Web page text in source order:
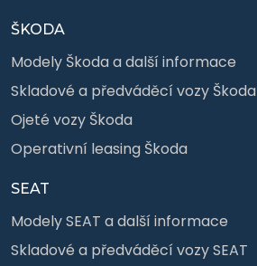
ŠKODA
Modely Škoda a další informace
Skladové a předváděcí vozy Škoda
Ojeté vozy Škoda
Operativní leasing Škoda
SEAT
Modely SEAT a další informace
Skladové a předváděcí vozy SEAT